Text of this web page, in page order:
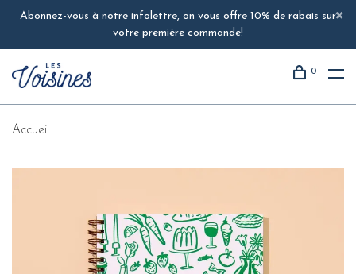
Abonnez-vous à notre infolettre, on vous offre 10% de rabais sur
votre première commande!
0
Accueil